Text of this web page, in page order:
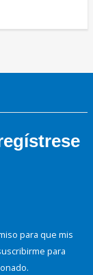
para que mis
para